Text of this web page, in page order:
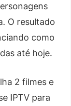
O resultado
como
até hoje.
2 filmes e
IPTV para